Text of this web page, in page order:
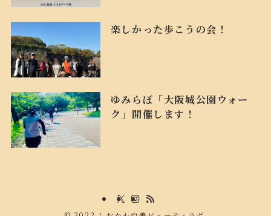
楽しかった歩こうの会！
ゆみらぼ「大阪城公園ウォー
ク」開催します！